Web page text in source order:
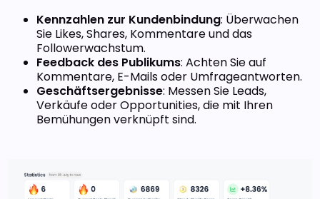
Kennzahlen zur Kundenbindung: Überwachen
Sie Likes, Shares, Kommentare und das
Followerwachstum.
Feedback des Publikums: Achten Sie auf
Kommentare, E-Mails oder Umfrageantworten.
Geschäftsergebnisse: Messen Sie Leads,
Verkäufe oder Opportunities, die mit Ihren
Bemühungen verknüpft sind.